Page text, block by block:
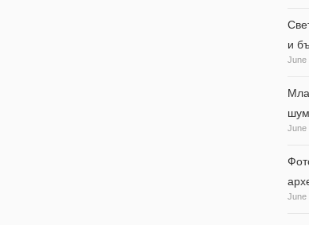
и
June
June
June